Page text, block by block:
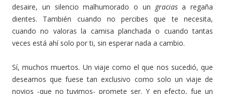
desaire, un silencio malhumorado o un graciasa regaña
dientes. También cuando no percibes que te necesita,
cuando no valoras la camisa planchada o cuando tantas
veces está ahí solo por ti, sin esperar nada a cambio.
Sí, muchos muertos. Un viaje como el que nos sucedió, que
deseamos que fuese tan exclusivo como solo un viaje de
novios -que no tuvimos- promete ser. Y en efecto, fue un